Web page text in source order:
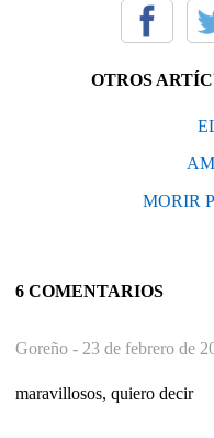
OTROS
MORIR
6 COMENTARIOS
Goreño - 23 de febrero de
maravillosos, quiero decir